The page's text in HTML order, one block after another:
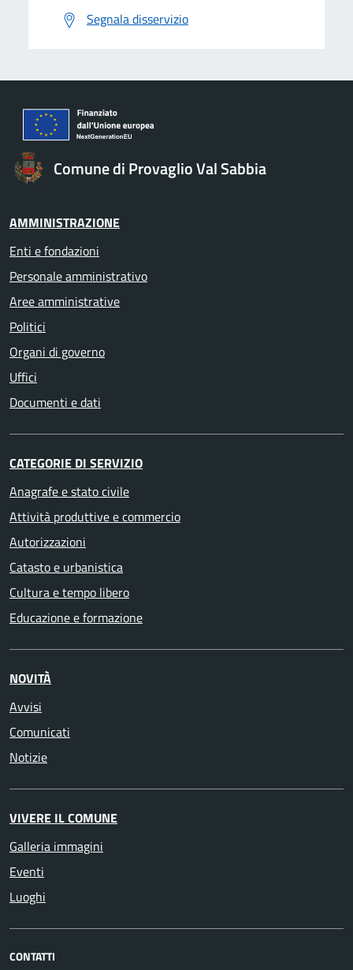
Segnala disservizio
Comune di Provaglio Val Sabbia
AMMINISTRAZIONE
Enti e fondazioni
Personale amministrativo
Aree amministrative
Politici
Organi di governo
Uffici
Documenti e dati
CATEGORIE DI SERVIZIO
Anagrafe e stato civile
Attività produttive e commercio
Autorizzazioni
Catasto e urbanistica
Cultura e tempo libero
Educazione e formazione
NOVITÀ
Avvisi
Comunicati
Notizie
VIVERE IL COMUNE
Galleria immagini
Eventi
Luoghi
CONTATTI